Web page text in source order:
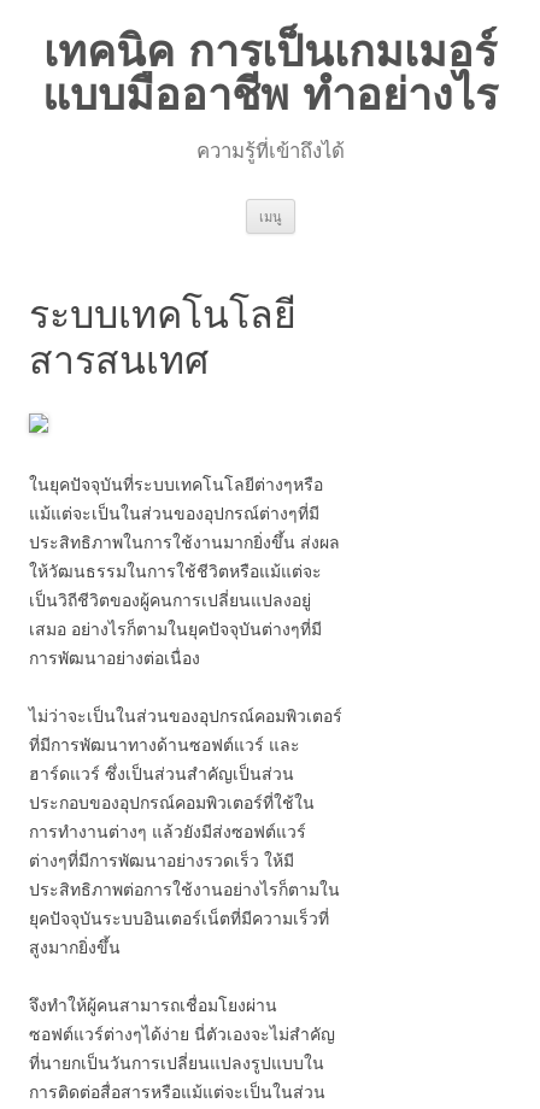
เทคนิค การเป็นเกมเมอร์
แบบมืออาชีพ ทำอย่างไร
ความรู้ที่เข้าถึงได้
เมนู ข้าม
ยัง
ระบบเทคโนโลยี
สารสนเทศ
ในยุคปัจจุบันที่ระบบเทคโนโลยีต่างๆหรือ
แม้แต่จะเป็นในส่วนของอุปกรณ์ต่างๆที่มี
ประสิทธิภาพในการใช้งานมากยิ่งขึ้น ส่งผล
ให้วัฒนธรรมในการใช้ชีวิตหรือแม้แต่จะ
เป็นวิถีชีวิตของผู้คนการเปลี่ยนแปลงอยู่
เสมอ อย่างไรก็ตามในยุคปัจจุบันต่างๆที่มี
การพัฒนาอย่างต่อเนื่อง
ไม่ว่าจะเป็นในส่วนของอุปกรณ์คอมพิวเตอร์
ที่มีการพัฒนาทางด้านซอฟต์แวร์ และ
ฮาร์ดแวร์ ซึ่งเป็นส่วนสำคัญเป็นส่วน
ประกอบของอุปกรณ์คอมพิวเตอร์ที่ใช้ใน
การทำงานต่างๆ แล้วยังมีส่งซอฟต์แวร์
ต่างๆที่มีการพัฒนาอย่างรวดเร็ว ให้มี
ประสิทธิภาพต่อการใช้งานอย่างไรก็ตามใน
ยุคปัจจุบันระบบอินเตอร์เน็ตที่มีความเร็วที่
สูงมากยิ่งขึ้น
จึงทำให้ผู้คนสามารถเชื่อมโยงผ่าน
ซอฟต์แวร์ต่างๆได้ง่าย นี่ตัวเองจะไม่สำคัญ
ที่นายกเป็นวันการเปลี่ยนแปลงรูปแบบใน
การติดต่อสื่อสารหรือแม้แต่จะเป็นในส่วน